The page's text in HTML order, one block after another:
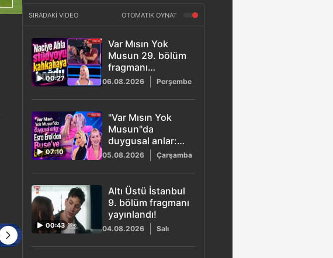
SIRADAKİ VİDEO OTOMATİK OYNAT
00:27
Var Mısın Yok
Musun 29. bölüm
fragmanı
yayınlandı! Naciye
Abla stüdyoyu
kahkahaya boğdu
06.08.2026 Perşembe
07:10
"Var Mısın Yok
Musun"da
duygusal anlar:
Esra Erol'dan
Buse'ye büyük
destek!
05.08.2026 Çarşamba
00:43
Altı Üstü İstanbul
9. bölüm fragmanı
yayınlandı!
04.08.2026 Salı